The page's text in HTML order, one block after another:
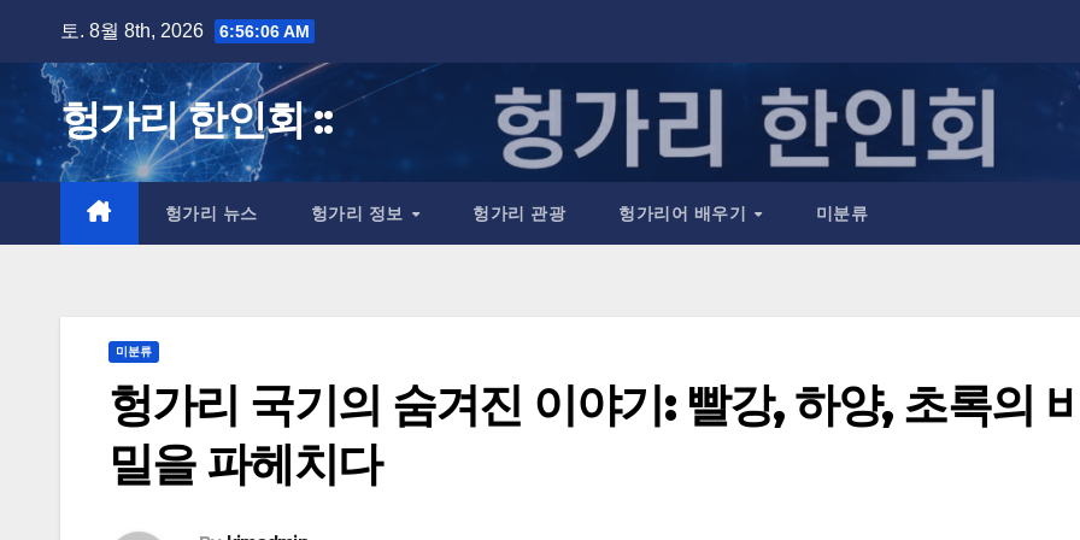
content
토. 8월 8th, 2026 6:56:07 AM
헝가리 한인회 ::
헝가리 뉴스 헝가리 정보 헝가리 관광 헝가리어 배우기 미분류
미분류
헝가리 국기의 숨겨진 이야기: 빨강, 하양, 초록의
밀을 파헤치다